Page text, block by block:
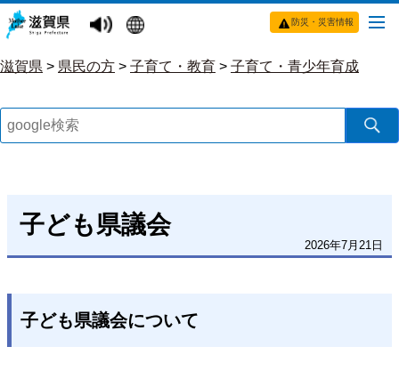
防災・災害情報
滋賀県 > 県民の方 > 子育て・教育 > 子育て・青少年育成
子ども県議会
2026年7月21日
子ども県議会について